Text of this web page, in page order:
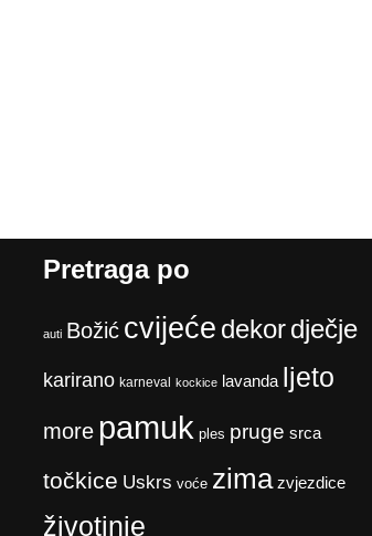
Pretraga po
auti Božić cvijeće dekordječje
karirano karneval kockice lavanda ljeto
more pamuk ples pruge srca
točkice Uskrs voće zima zvjezdice
životinje